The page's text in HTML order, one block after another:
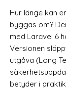
Hur länge kan
byggas om?
med Laravel 6
Versionen
utgåva (Long
betyder i